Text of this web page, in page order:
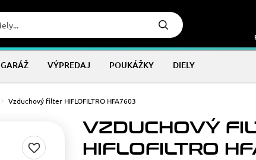
GARÁŽ VÝPREDAJ POUKÁŽKY DIELY
Vzduchový filter HIFLOFILTRO HFA7603
VZDUCHOVÝ
HIFLOFILTRO